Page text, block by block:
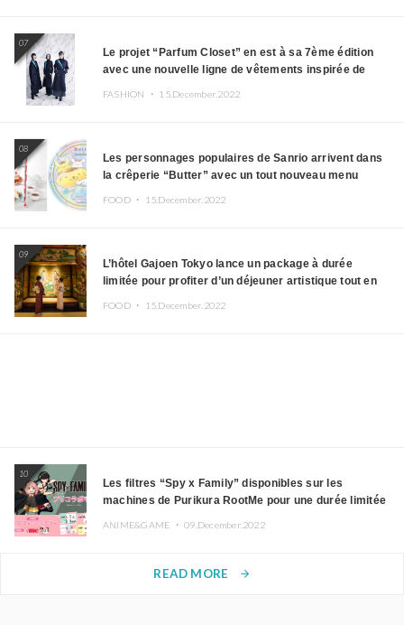
07
Le projet “Parfum Closet” en est à sa 7ème édition
avec une nouvelle ligne de vêtements inspirée de
FASHION ・ 15.December.2022
08
Les personnages populaires de Sanrio arrivent dans
la crêperie “Butter” avec un tout nouveau menu
FOOD ・ 15.December.2022
09
L’hôtel Gajoen Tokyo lance un package à durée
limitée pour profiter d’un déjeuner artistique tout en
FOOD ・ 15.December.2022
10
Les filtres “Spy x Family” disponibles sur les
machines de Purikura RootMe pour une durée limitée
ANIME&GAME ・09.December.2022
READ MORE arrow_forward